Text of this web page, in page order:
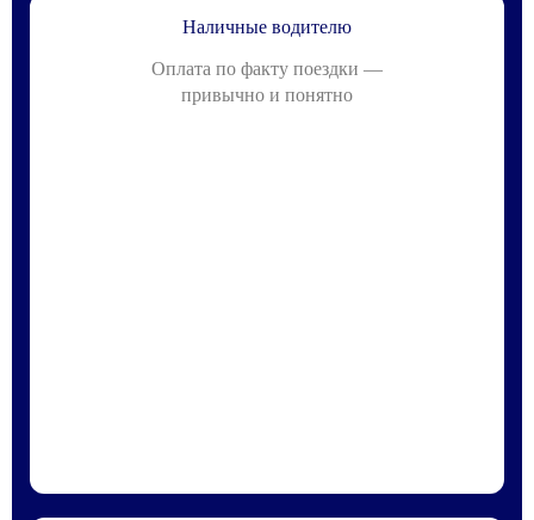
Наличные водителю
Оплата по факту поездки —
привычно и понятно